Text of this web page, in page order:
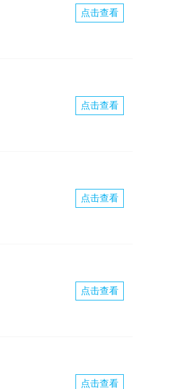
点击查看
点击查看
点击查看
点击查看
点击查看